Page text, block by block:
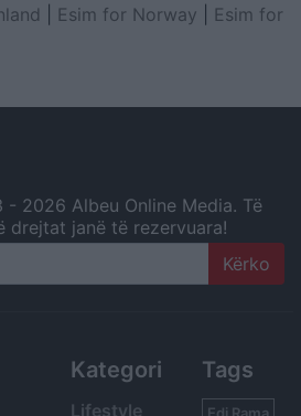
Esim for Norway
Esim for
- 2026 Albeu Online Media. Të
drejtat janë të rezervuara!
Kategori
Lifestyle
Tags
Edi Rama